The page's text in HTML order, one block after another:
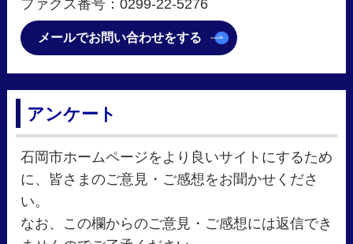
ファクス番号：0299-22-5276
メールでお問い合わせをする
アンケート
石岡市ホームページをより良いサイトにするため
に、皆さまのご意見・ご感想をお聞かせくださ
い。
なお、この欄からのご意見・ご感想には返信でき